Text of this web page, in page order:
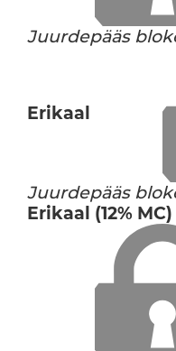
Juurdepääs
Erikaal
Juurdepääs
Erikaal (12% MC)